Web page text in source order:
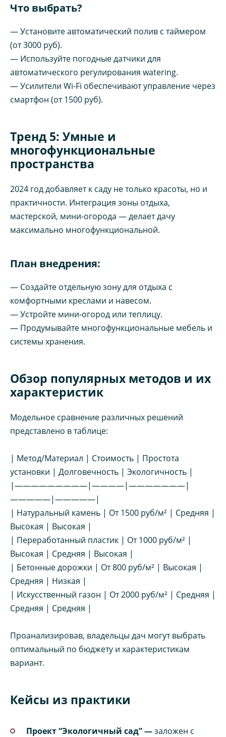
Что выбрать?
— Установите автоматический полив с таймером
(от 3000 руб).
— Используйте погодные датчики для
автоматического регулирования watering.
— Усилители Wi-Fi обеспечивают управление через
смартфон (от 1500 руб).
Тренд 5: Умные и
многофункциональные
пространства
2024 год добавляет к саду не только красоты, но и
практичности. Интеграция зоны отдыха,
мастерской, мини-огорода — делает дачу
максимально многофункциональной.
План внедрения:
— Создайте отдельную зону для отдыха с
комфортными креслами и навесом.
— Устройте мини-огород или теплицу.
— Продумывайте многофункциональные мебель и
системы хранения.
Обзор популярных методов и их
характеристик
Модельное сравнение различных решений
представлено в таблице:
| Метод/Материал | Стоимость | Простота
установки | Долговечность | Экологичность |
|—————————|————|———————|
—————|—————|
| Натуральный камень | От 1500 руб/м² | Средняя |
Высокая | Высокая |
| Переработанный пластик | От 1000 руб/м² |
Высокая | Средняя | Высокая |
| Бетонные дорожки | От 800 руб/м² | Высокая |
Средняя | Низкая |
| Искусственный газон | От 2000 руб/м² | Средняя |
Средняя | Средняя |
Проанализировав, владельцы дач могут выбрать
оптимальный по бюджету и характеристикам
вариант.
Кейсы из практики
Проект “Экологичный сад” —заложен с